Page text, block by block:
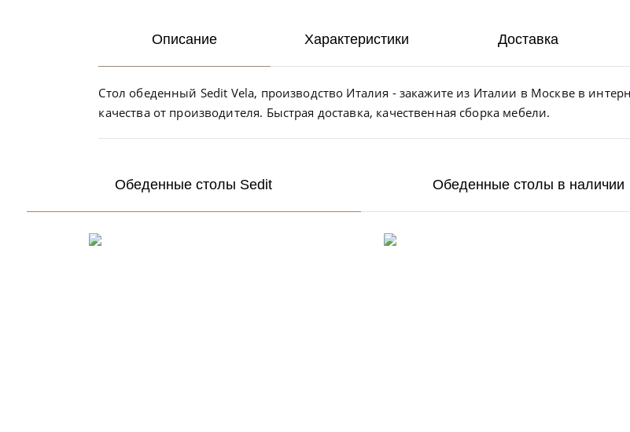
Описание
Стол обеденный Sedit Vela, производство Италия - закажите из Италии в Москве в
качества от производителя. Быстрая доставка, качественная сборка мебели.
Характеристики Доставка
Обеденные столы Sedit Обеденные столы в наличии